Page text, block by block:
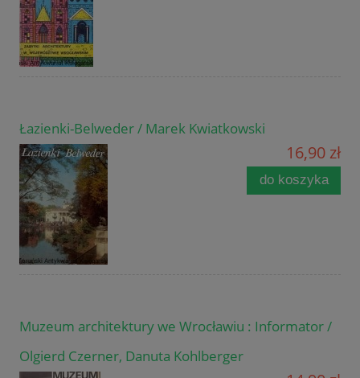
Łazienki-Belweder / Marek Kwiatkowski
16,90 zł
do koszyka
Muzeum architektury we Wrocławiu : Informator /
Olgierd Czerner, Danuta Kohlberger